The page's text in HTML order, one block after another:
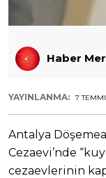
Haber
YAYINLANMA: 7
Antalya
Cezaevi’nde
cezaevlerinin